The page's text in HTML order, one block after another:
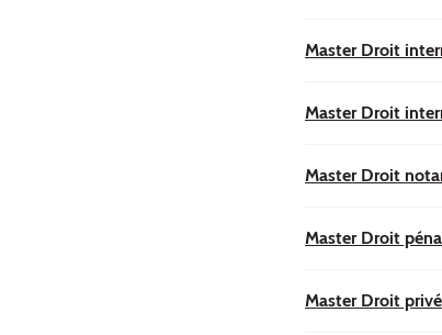
Master Droit
Master Droit
Master Droit
Master Droit
Master Droit